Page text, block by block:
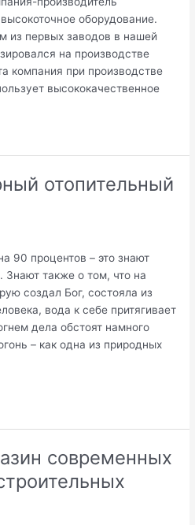
оборудование.
из первых заводов в нашей
на производстве
компания при производстве
высококачественное
отопительный
90 процентов – это знают
также о том, что на
создал Бог, состояла из
вода к себе притягивает
дела обстоят намного
– как одна из природных
современных